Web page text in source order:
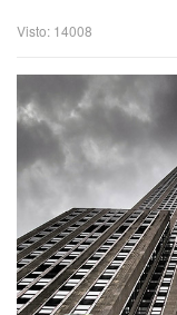
Visto: 14008